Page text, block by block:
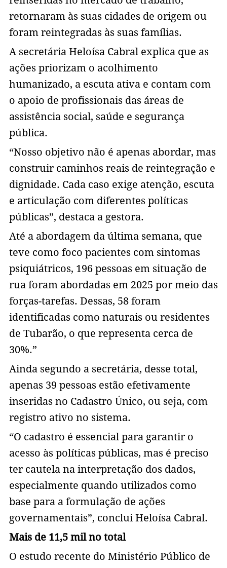
retornaram às suas cidades de origem ou
foram reintegradas às suas famílias.
A secretária Heloísa Cabral explica que as
ações priorizam o acolhimento
humanizado, a escuta ativa e contam com
o apoio de profissionais das áreas de
assistência social, saúde e segurança
pública.
“Nosso objetivo não é apenas abordar, mas
construir caminhos reais de reintegração e
dignidade. Cada caso exige atenção, escuta
e articulação com diferentes políticas
públicas”, destaca a gestora.
Até a abordagem da última semana, que
teve como foco pacientes com sintomas
psiquiátricos, 196 pessoas em situação de
rua foram abordadas em 2025 por meio das
forças-tarefas. Dessas, 58 foram
identificadas como naturais ou residentes
de Tubarão, o que representa cerca de
30%.”
Ainda segundo a secretária, desse total,
apenas 39 pessoas estão efetivamente
inseridas no Cadastro Único, ou seja, com
registro ativo no sistema.
“O cadastro é essencial para garantir o
acesso às políticas públicas, mas é preciso
ter cautela na interpretação dos dados,
especialmente quando utilizados como
base para a formulação de ações
governamentais”, conclui Heloísa Cabral.
Mais de 11,5 mil no total
O estudo recente do Ministério Público de